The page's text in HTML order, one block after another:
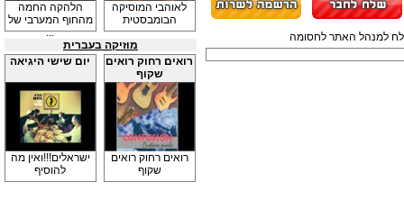
הלהקה החמה
מהחוף המערבי של
...
לאוהבי המוסיקה
הבומבסטית
מוזיקה בעברית
יום שישי היגיאה
ישראלים!!!ואין מה
להוסיף
רואים רחוק רואים
שקוף
רואים רחוק רואים
שקוף
למנהל האתר לחסומה